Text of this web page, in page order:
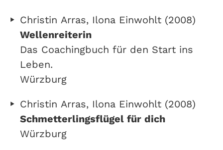
Christin Arras, Ilona Einwohlt (2008)
Wellenreiterin
Das Coachingbuch für den Start ins
Leben.
Würzburg
Christin Arras, Ilona Einwohlt (2008)
Schmetterlingsflügel für dich
Würzburg